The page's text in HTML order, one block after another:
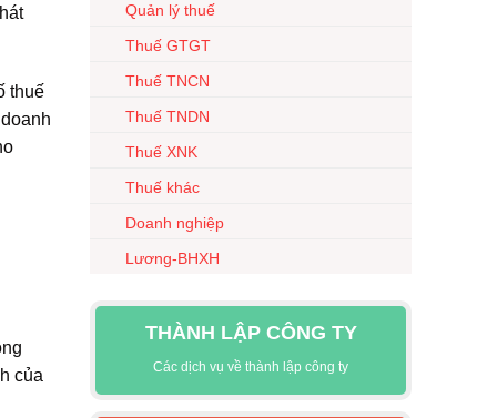
thuế
của
Quản lý thuế
Thuế GTGT
Thuế TNCN
Thuế TNDN
Thuế XNK
Thuế khác
Doanh nghiệp
Lương-BHXH
THÀNH LẬP CÔNG TY
Các dịch vụ về thành lập công ty